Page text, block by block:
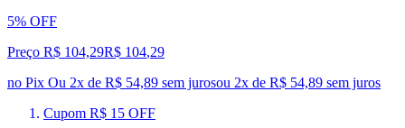
5% OFF
Preço R$ 104,29R$ 104,29
no Pix Ou 2x de R$ 54,89 sem jurosou 2x de R$ 54,89 sem juros
Cupom R$ 15 OFF